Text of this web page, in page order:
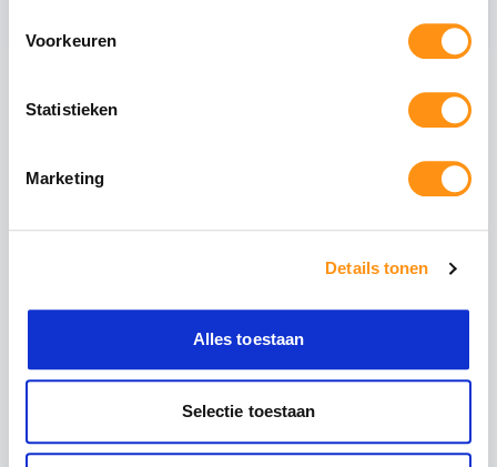
Voorkeuren
Statistieken
Marketing
Details tonen
Alles toestaan
Selectie toestaan
zijkanten.
schuifdeuren voor een
afgesloten tuinkamer
Aluminium zijwandenCreëer privacy en
windbescherming met